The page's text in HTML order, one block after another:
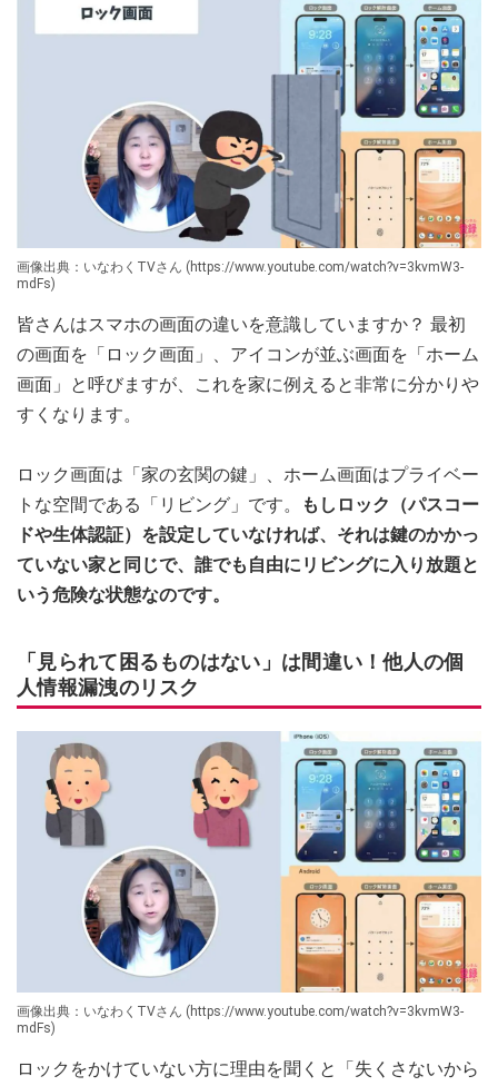
画像出典：いなわくTVさん (https://www.youtube.com/watch?v=3kvmW3-
mdFs)
皆さんはスマホの画面の違いを意識していますか？ 最初
の画面を「ロック画面」、アイコンが並ぶ画面を「ホーム
画面」と呼びますが、これを家に例えると非常に分かりや
すくなります。
ロック画面は「家の玄関の鍵」、ホーム画面はプライベー
トな空間である「リビング」です。
もしロック（パスコー
ドや生体認証）を設定していなければ、それは鍵のかかっ
ていない家と同じで、誰でも自由にリビングに入り放題と
いう危険な状態なのです。
「見られて困るものはない」は間違い！他人の個
人情報漏洩のリスク
画像出典：いなわくTVさん (https://www.youtube.com/watch?v=3kvmW3-
mdFs)
ロックをかけていない方に理由を聞くと「失くさないから